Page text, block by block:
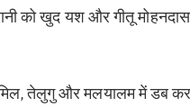
को खुद यश और गीतू
तेलुगु और मलयालम में डब